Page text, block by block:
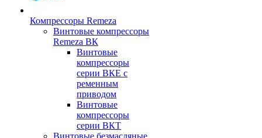
Компрессоры Remeza
Винтовые компрессоры
Remeza ВК
Винтовые
компрессоры
серии ВКЕ с
ременным
приводом
Винтовые
компрессоры
серии ВКТ
Винтовые безмасляные